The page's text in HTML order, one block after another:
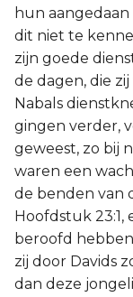
hun
dit niet te
zijn goede
de dagen, die
Nabals
gingen verder,
geweest, zo bij
waren een
de benden van
Hoofdstuk 23:1,
beroofd
zij door Davids
dan deze